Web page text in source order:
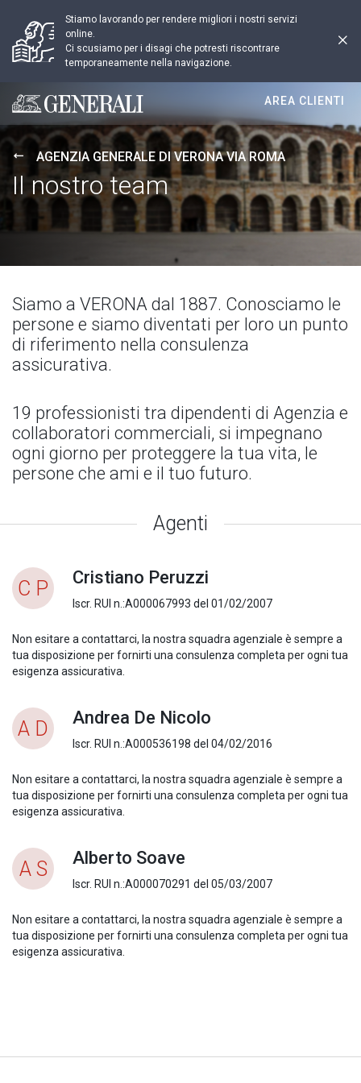
Stiamo lavorando per rendere migliori i nostri servizi
online.
Ci scusiamo per i disagi che potresti riscontrare
temporaneamente nella navigazione.
Generali logo
AREA CLIENTI
AGENZIA GENERALE DI VERONA VIA ROMA
Il nostro team
Siamo a VERONA dal 1887. Conosciamo le
persone e siamo diventati per loro un punto
di riferimento nella consulenza
assicurativa.
19 professionisti tra dipendenti di Agenzia e
collaboratori commerciali, si impegnano
ogni giorno per proteggere la tua vita, le
persone che ami e il tuo futuro.
Agenti
C P Cristiano Peruzzi
Iscr. RUI n.:A000067993 del 01/02/2007
Non esitare a contattarci, la nostra squadra agenziale è sempre a
tua disposizione per fornirti una consulenza completa per ogni tua
esigenza assicurativa.
A D Andrea De Nicolo
Iscr. RUI n.:A000536198 del 04/02/2016
Non esitare a contattarci, la nostra squadra agenziale è sempre a
tua disposizione per fornirti una consulenza completa per ogni tua
esigenza assicurativa.
A S Alberto Soave
Iscr. RUI n.:A000070291 del 05/03/2007
Non esitare a contattarci, la nostra squadra agenziale è sempre a
tua disposizione per fornirti una consulenza completa per ogni tua
esigenza assicurativa.